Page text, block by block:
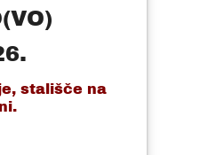
stališče na